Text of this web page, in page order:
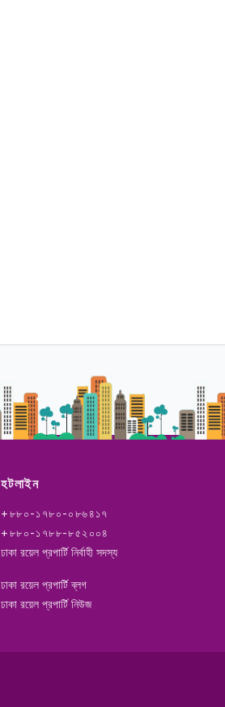
হটলাইন
+৮৮০-১৭৮০-০৮৬৪১৭
+৮৮০-১৭৮৮-৮৫২০০৪
ঢাকা রয়েল প্রপার্টি নির্বাহী সদস্য
ঢাকা রয়েল প্রপার্টি ব্লগ
ঢাকা রয়েল প্রপার্টি নিউজ